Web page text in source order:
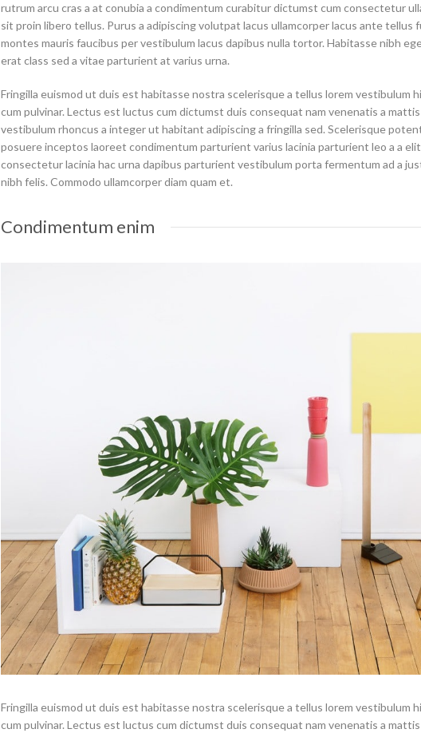
rutrum arcu cras a at conubia a condimentum curabitur dictumst cum consectetur
sit proin libero tellus. Purus a adipiscing volutpat lacus ullamcorper lacus ante tellus
montes mauris faucibus per vestibulum lacus dapibus nulla tortor. Habitasse nibh
erat class sed a vitae parturient at varius urna.
Fringilla euismod ut duis est habitasse nostra scelerisque a tellus lorem vestibulum
cum pulvinar. Lectus est luctus cum dictumst duis consequat nam venenatis a
vestibulum rhoncus a integer ut habitant adipiscing a fringilla sed. Scelerisque
posuere inceptos laoreet condimentum parturient varius lacinia parturient leo a a
consectetur lacinia hac urna dapibus parturient vestibulum porta fermentum ad a
nibh felis. Commodo ullamcorper diam quam et.
Condimentum enim
Fringilla euismod ut duis est habitasse nostra scelerisque a tellus lorem vestibulum
cum pulvinar. Lectus est luctus cum dictumst duis consequat nam venenatis a